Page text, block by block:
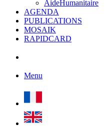
AideHumanitaire
AGENDA
PUBLICATIONS
MOSAIK
RAPIDCARD
Menu